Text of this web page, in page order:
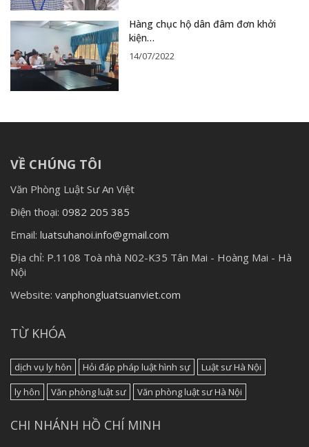
Hàng chục hộ dân đâm đơn khởi
kiện…
14/07/2022
VỀ CHÚNG TÔI
Văn Phòng Luật Sư An Việt
Điện thoại: 0982 205 385
Email: luatsuhanoi.info@gmail.com
Địa chỉ: P.1108 Toà nhà N02-K35 Tân Mai - Hoàng Mai - Hà
Nội
Website: vanphongluatsuanviet.com
TỪ KHÓA
dịch vụ ly hôn Hỏi đáp pháp luật hình sự
Luật sư Hà Nội
ly hôn
Văn phòng luật sư Văn phòng luật sư Hà Nội
CHI NHÁNH HỒ CHÍ MINH